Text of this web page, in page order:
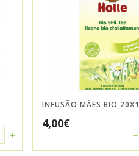
INFUSÃO MÃES BIO
4,00€